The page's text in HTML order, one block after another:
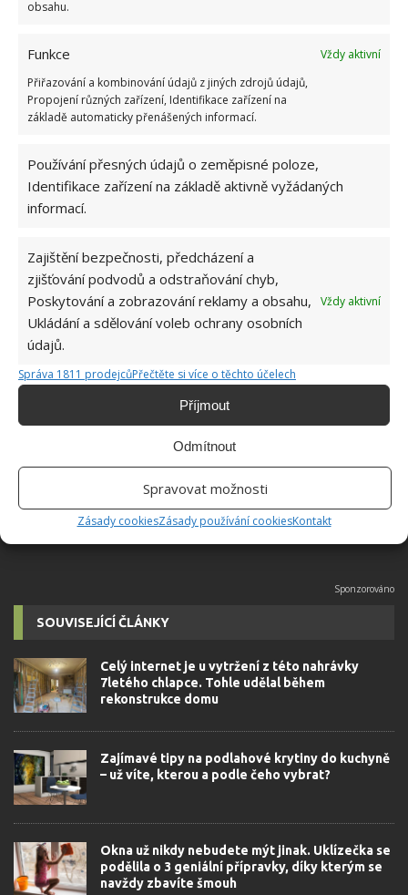
obsahu.
Funkce
Vždy aktivní
Přiřazování a kombinování údajů z jiných zdrojů údajů,
Propojení různých zařízení, Identifikace zařízení na
základě automaticky přenášených informací.
Používání přesných údajů o zeměpisné poloze,
Identifikace zařízení na základě aktivně vyžádaných
informací.
Zajištění bezpečnosti, předcházení a
zjišťování podvodů a odstraňování chyb,
Poskytování a zobrazování reklamy a obsahu,
Ukládání a sdělování voleb ochrany osobních
údajů.
Vždy aktivní
Správa 1811 prodejcůPřečtěte si více o těchto účelech
Příjmout
Odmítnout
Spravovat možnosti
Zásady cookiesZásady používání cookiesKontakt
ČISTIČ VYTÍRÁNÍ
Jiří Kolář
Absolvent České zemědělské
velkým kutilem. V podstatě vše, co je
SOUVISEJÍCÍ ČLÁNKY
Celý internet je u vytržení z této nahrávky
7letého chlapce. Tohle udělal během
rekonstrukce domu
Zajímavé tipy na podlahové krytiny do kuchyně
– už víte, kterou a podle čeho vybrat?
Okna už nikdy nebudete mýt jinak. Uklízečka se
podělila o 3 geniální přípravky, díky kterým se
navždy zbavíte šmouh